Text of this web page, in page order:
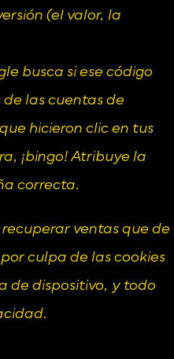
(el valor, la
busca si ese código
de las cuentas de
hicieron clic en tus
¡bingo! Atribuye la
correcta.
ventas que de
culpa de las cookies
de dispositivo, y todo